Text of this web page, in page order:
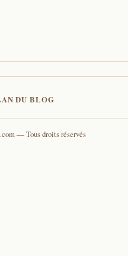
DU BLOG
— Tous droits réservés